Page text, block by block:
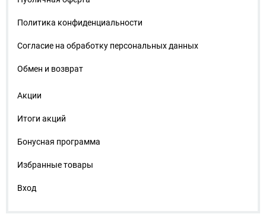
Политика конфиденциальности
Согласие на обработку персональных данных
Обмен и возврат
Акции
Итоги акций
Бонусная программа
Избранные товары
Вход